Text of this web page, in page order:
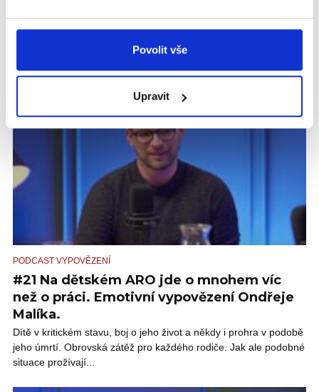
Povolit vše
Upravit
PODCAST VYPOVĚZENÍ
#21 Na dětském ARO jde o mnohem víc
než o práci. Emotivní vypovězení Ondřeje
Malíka.
Dítě v kritickém stavu, boj o jeho život a někdy i prohra v podobě
jeho úmrtí. Obrovská zátěž pro každého rodiče. Jak ale podobné
situace prožívají...